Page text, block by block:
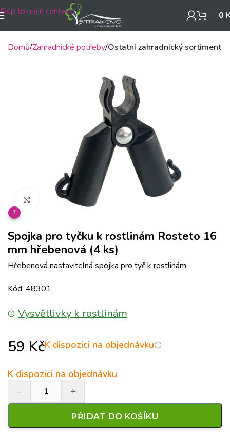
Skip to main content 0
Domů Zahradnické potřeby Ostatní zahradnický sortiment
Klikněte pro zvětšení
?
Spojka pro tyčku k rostlinám Rosteto 16
mm hřebenová (4 ks)
Hřebenová nastavitelná spojka pro tyč k rostlinám.
Kód: 48301
Vysvětlivky k rostlinám
59 KčK dispozici na objednávku
K dispozici na objednávku
PŘIDAT DO KOŠÍKU